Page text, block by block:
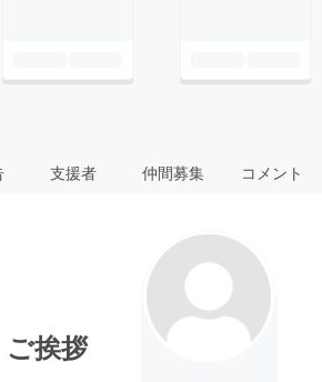
支援者 仲間募集 コメント
挨拶